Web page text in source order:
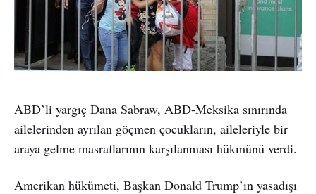
ABD’li yargıç Dana Sabraw, ABD-Meksika sınırında
ailelerinden ayrılan göçmen çocukların, aileleriyle bir
araya gelme masraflarının karşılanması hükmünü verdi.
Amerikan hükümeti, Başkan Donald Trump’ın yasadışı